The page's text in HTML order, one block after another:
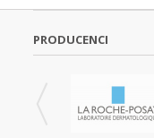
PRODUCENCI